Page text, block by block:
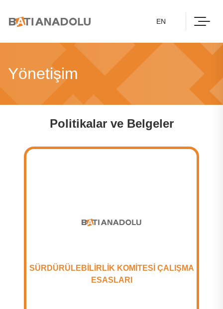
EN
Yönetişim
Politikalar ve Belgeler
SÜRDÜRÜLEBİLİRLİK KOMİTESİ ÇALIŞMA
ESASLARI